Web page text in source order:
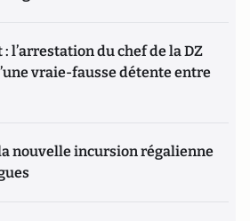
l’arrestation du chef de la DZ
vraie-fausse détente entre
nouvelle incursion régalienne